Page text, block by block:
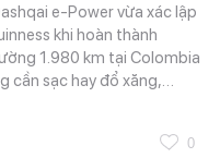
e-Power vừa xác lập
khi hoàn thành
1.980 km tại Colombia
cần sạc hay đổ xăng,…
0